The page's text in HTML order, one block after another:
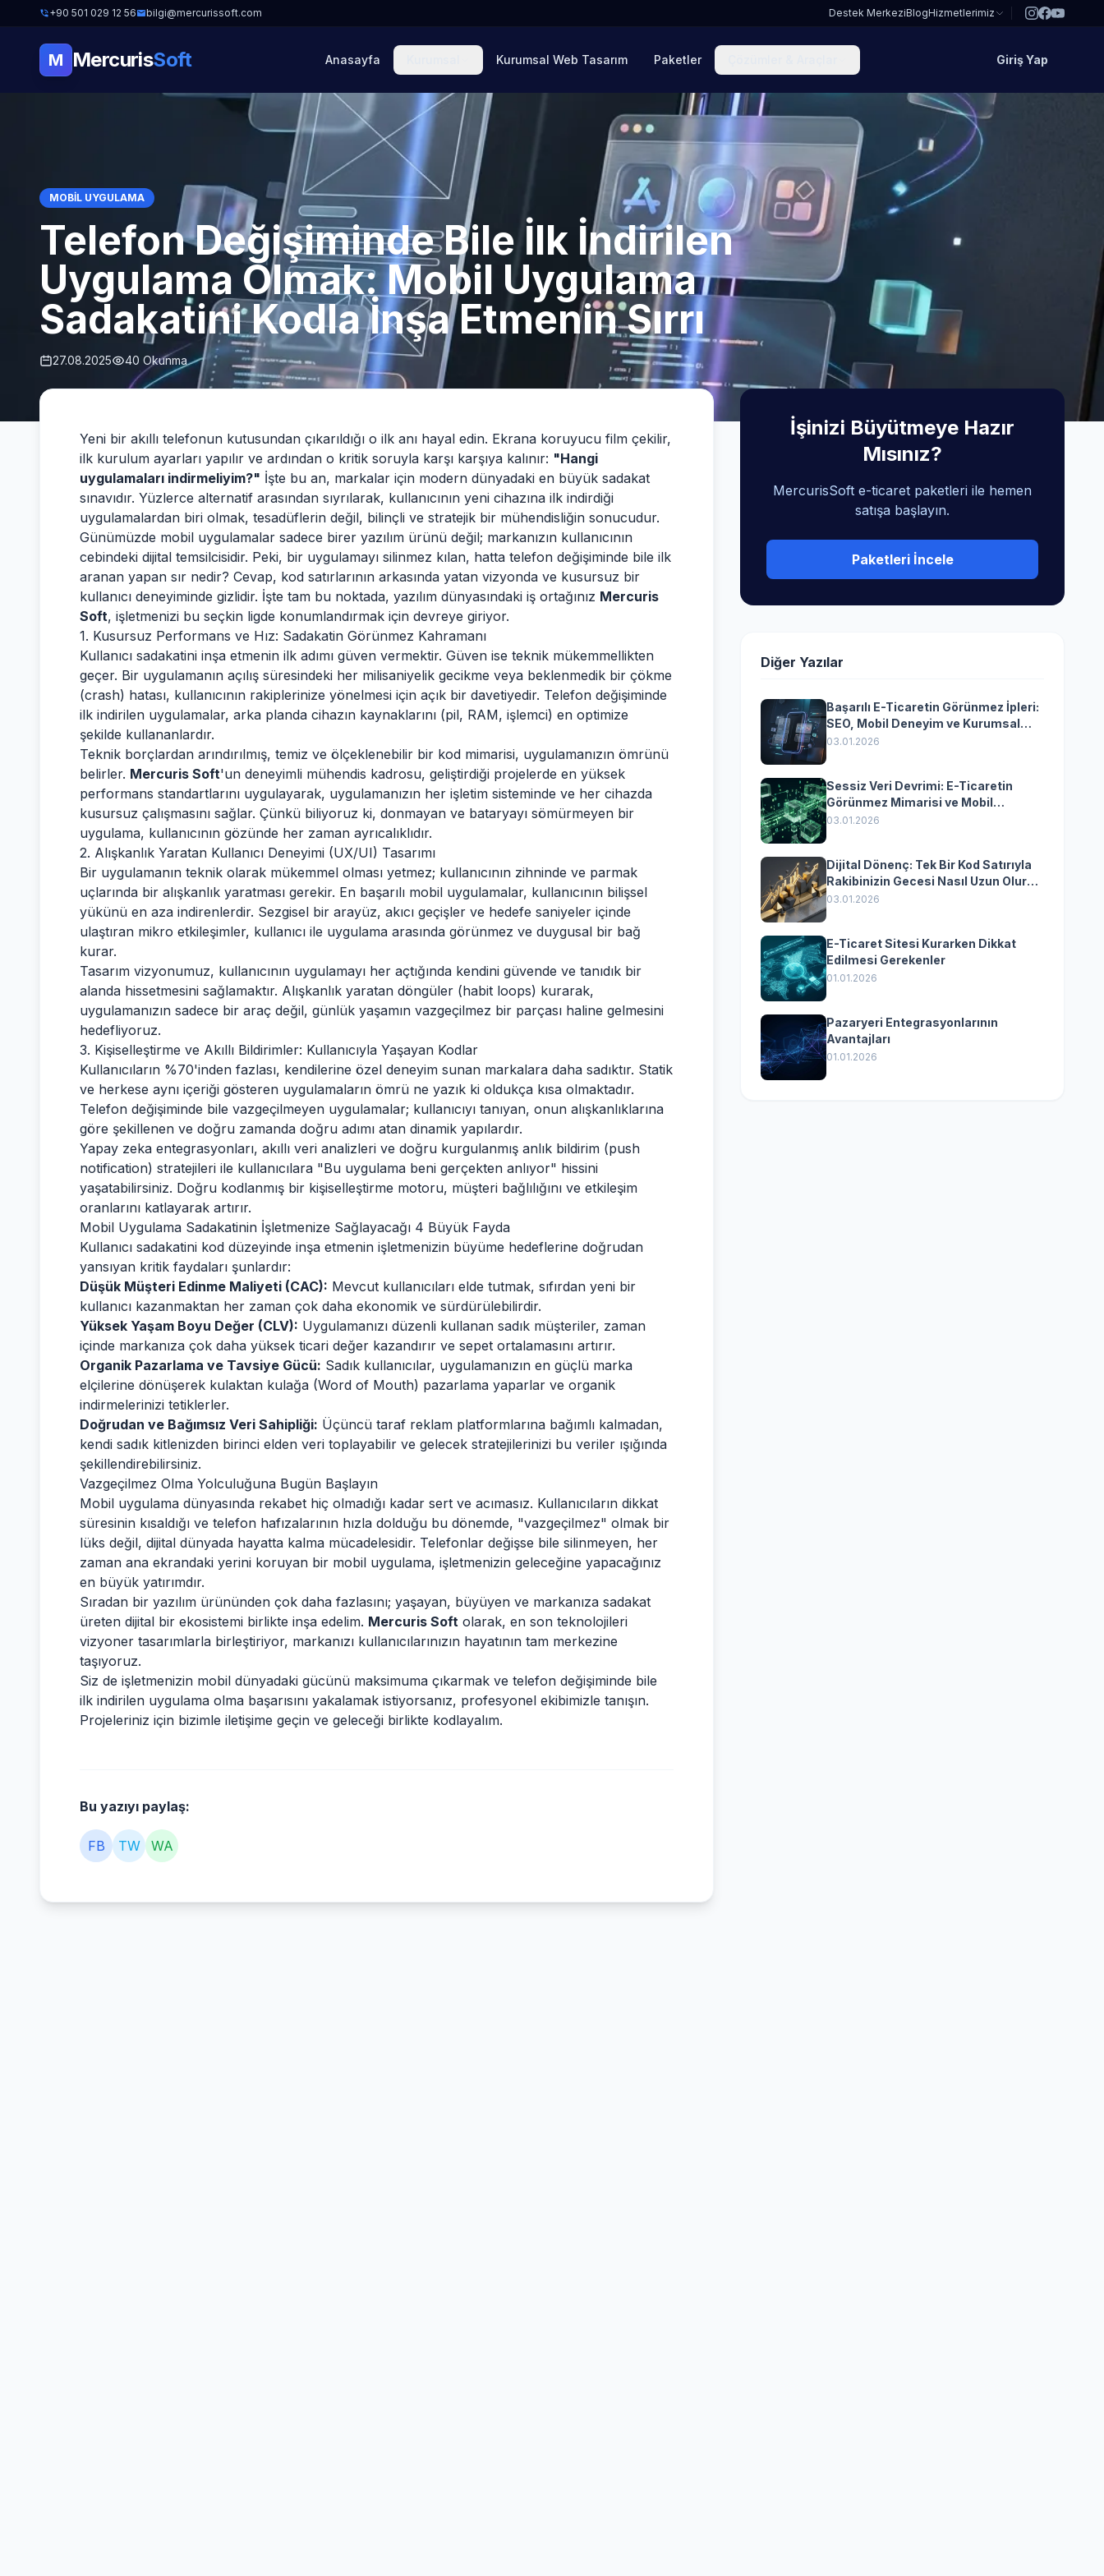
+90 501 029 12 56 bilgi@mercurissoft.com Destek MerkeziBlogHizmetlerimiz
M MercurisSoft Anasayfa Kurumsal Web Tasarım Paketler Giriş Yap
MOBIL UYGULAMA
Telefon Değişiminde Bile İlk İndirilen
Uygulama Olmak: Mobil Uygulama
Sadakatini Kodla İnşa Etmenin Sırrı
27.08.2025 40 Okunma
Yeni bir akıllı telefonun kutusundan çıkarıldığı o ilk anı hayal edin. Ekrana koruyucu film çekilir,
ilk kurulum ayarları yapılır ve ardından o kritik soruyla karşı karşıya kalınır: "Hangi
uygulamaları indirmeliyim?" İşte bu an, markalar için modern dünyadaki en büyük sadakat
sınavıdır. Yüzlerce alternatif arasından sıyrılarak, kullanıcının yeni cihazına ilk indirdiği
uygulamalardan biri olmak, tesadüflerin değil, bilinçli ve stratejik bir mühendisliğin sonucudur.
Günümüzde mobil uygulamalar sadece birer yazılım ürünü değil; markanızın kullanıcının
cebindeki dijital temsilcisidir. Peki, bir uygulamayı silinmez kılan, hatta telefon değişiminde bile ilk
aranan yapan sır nedir? Cevap, kod satırlarının arkasında yatan vizyonda ve kusursuz bir
kullanıcı deneyiminde gizlidir. İşte tam bu noktada, yazılım dünyasındaki iş ortağınız Mercuris
Soft, işletmenizi bu seçkin ligde konumlandırmak için devreye giriyor.
1. Kusursuz Performans ve Hız: Sadakatin Görünmez Kahramanı
Kullanıcı sadakatini inşa etmenin ilk adımı güven vermektir. Güven ise teknik mükemmellikten
geçer. Bir uygulamanın açılış süresindeki her milisaniyelik gecikme veya beklenmedik bir çökme
(crash) hatası, kullanıcının rakiplerinize yönelmesi için açık bir davetiyedir. Telefon değişiminde
ilk indirilen uygulamalar, arka planda cihazın kaynaklarını (pil, RAM, işlemci) en optimize
şekilde kullananlardır.
Teknik borçlardan arındırılmış, temiz ve ölçeklenebilir bir kod mimarisi, uygulamanızın ömrünü
belirler. Mercuris Soft'un deneyimli mühendis kadrosu, geliştirdiği projelerde en yüksek
performans standartlarını uygulayarak, uygulamanızın her işletim sisteminde ve her cihazda
kusursuz çalışmasını sağlar. Çünkü biliyoruz ki, donmayan ve bataryayı sömürmeyen bir
uygulama, kullanıcının gözünde her zaman ayrıcalıklıdır.
2. Alışkanlık Yaratan Kullanıcı Deneyimi (UX/UI) Tasarımı
Bir uygulamanın teknik olarak mükemmel olması yetmez; kullanıcının zihninde ve parmak
uçlarında bir alışkanlık yaratması gerekir. En başarılı mobil uygulamalar, kullanıcının bilişsel
yükünü en aza indirenlerdir. Sezgisel bir arayüz, akıcı geçişler ve hedefe saniyeler içinde
ulaştıran mikro etkileşimler, kullanıcı ile uygulama arasında görünmez ve duygusal bir bağ
kurar.
Tasarım vizyonumuz, kullanıcının uygulamayı her açtığında kendini güvende ve tanıdık bir
alanda hissetmesini sağlamaktır. Alışkanlık yaratan döngüler (habit loops) kurarak,
uygulamanızın sadece bir araç değil, günlük yaşamın vazgeçilmez bir parçası haline gelmesini
hedefliyoruz.
3. Kişiselleştirme ve Akıllı Bildirimler: Kullanıcıyla Yaşayan Kodlar
Kullanıcıların %70'inden fazlası, kendilerine özel deneyim sunan markalara daha sadıktır. Statik
ve herkese aynı içeriği gösteren uygulamaların ömrü ne yazık ki oldukça kısa olmaktadır.
Telefon değişiminde bile vazgeçilmeyen uygulamalar; kullanıcıyı tanıyan, onun alışkanlıklarına
göre şekillenen ve doğru zamanda doğru adımı atan dinamik yapılardır.
Yapay zeka entegrasyonları, akıllı veri analizleri ve doğru kurgulanmış anlık bildirim (push
notification) stratejileri ile kullanıcılara "Bu uygulama beni gerçekten anlıyor" hissini
yaşatabilirsiniz. Doğru kodlanmış bir kişiselleştirme motoru, müşteri bağlılığını ve etkileşim
oranlarını katlayarak artırır.
Mobil Uygulama Sadakatinin İşletmenize Sağlayacağı 4 Büyük Fayda
Kullanıcı sadakatini kod düzeyinde inşa etmenin işletmenizin büyüme hedeflerine doğrudan
yansıyan kritik faydaları şunlardır:
Düşük Müşteri Edinme Maliyeti (CAC): Mevcut kullanıcıları elde tutmak, sıfırdan yeni bir
kullanıcı kazanmaktan her zaman çok daha ekonomik ve sürdürülebilirdir.
Yüksek Yaşam Boyu Değer (CLV): Uygulamanızı düzenli kullanan sadık müşteriler, zaman
içinde markanıza çok daha yüksek ticari değer kazandırır ve sepet ortalamasını artırır.
Organik Pazarlama ve Tavsiye Gücü: Sadık kullanıcılar, uygulamanızın en güçlü marka
elçilerine dönüşerek kulaktan kulağa (Word of Mouth) pazarlama yaparlar ve organik
indirmelerinizi tetiklerler.
Doğrudan ve Bağımsız Veri Sahipliği: Üçüncü taraf reklam platformlarına bağımlı kalmadan,
kendi sadık kitlenizden birinci elden veri toplayabilir ve gelecek stratejilerinizi bu veriler ışığında
şekillendirebilirsiniz.
Vazgeçilmez Olma Yolculuğuna Bugün Başlayın
Mobil uygulama dünyasında rekabet hiç olmadığı kadar sert ve acımasız. Kullanıcıların dikkat
süresinin kısaldığı ve telefon hafızalarının hızla dolduğu bu dönemde, "vazgeçilmez" olmak bir
lüks değil, dijital dünyada hayatta kalma mücadelesidir. Telefonlar değişse bile silinmeyen, her
zaman ana ekrandaki yerini koruyan bir mobil uygulama, işletmenizin geleceğine yapacağınız
en büyük yatırımdır.
Sıradan bir yazılım ürününden çok daha fazlasını; yaşayan, büyüyen ve markanıza sadakat
üreten dijital bir ekosistemi birlikte inşa edelim. Mercuris Soft olarak, en son teknolojileri
vizyoner tasarımlarla birleştiriyor, markanızı kullanıcılarınızın hayatının tam merkezine
taşıyoruz.
Siz de işletmenizin mobil dünyadaki gücünü maksimuma çıkarmak ve telefon değişiminde bile
ilk indirilen uygulama olma başarısını yakalamak istiyorsanız, profesyonel ekibimizle tanışın.
Projeleriniz için bizimle iletişime geçin ve geleceği birlikte kodlayalım.
Bu yazıyı paylaş:
FB TW WA
İşinizi Büyütmeye Hazır
Mısınız?
MercurisSoft e-ticaret paketleri ile hemen
satışa başlayın.
Paketleri İncele
Diğer Yazılar
Başarılı E-Ticaretin Görünmez İpleri:
SEO, Mobil Deneyim ve Kurumsal
Yazılımın Kazandıran
03.01.2026
Sessiz Veri Devrimi: E-Ticaretin
Görünmez Mimarisi ve Mobil
Dönüşümün Kurumsal Anahtarı
03.01.2026
Dijital Dönenç: Tek Bir Kod Satırıyla
Rakibinizin Gecesi Nasıl Uzun Olur?
(Kurumsal Yazılımın Güçlü Rolü)
03.01.2026
E-Ticaret Sitesi Kurarken Dikkat
Edilmesi Gerekenler
01.01.2026
Pazaryeri Entegrasyonlarının
Avantajları
01.01.2026